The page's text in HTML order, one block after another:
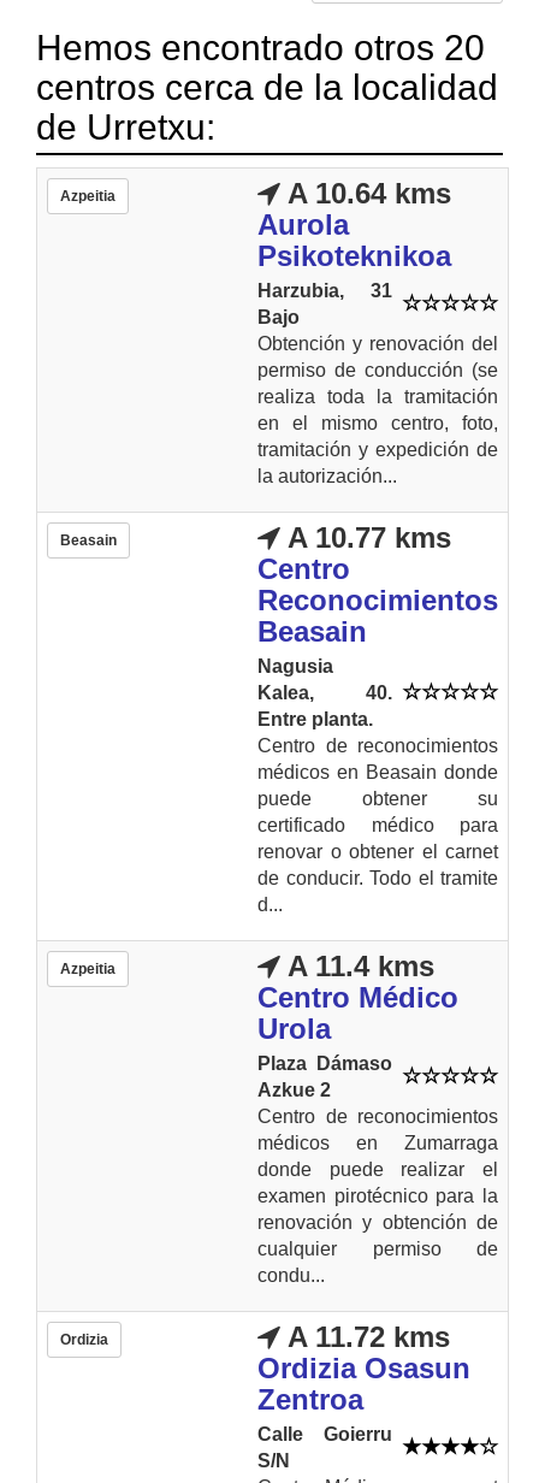
Hemos encontrado otros 20
centros cerca de la localidad
de Urretxu:
Azpeitia
A 10.64 kms
Aurola
Psikoteknikoa
Harzubia, 31
Bajo
Obtención y renovación del
permiso de conducción (se
realiza toda la tramitación
en el mismo centro, foto,
tramitación y expedición de
la autorización...
Beasain
A 10.77 kms
Centro
Reconocimientos
Beasain
Nagusia
Kalea, 40.
Entre planta.
Centro de reconocimientos
médicos en Beasain donde
puede obtener su
certificado médico para
renovar o obtener el carnet
de conducir. Todo el tramite
d...
Azpeitia
A 11.4 kms
Centro Médico
Urola
Plaza Dámaso
Azkue 2
Centro de reconocimientos
médicos en Zumarraga
donde puede realizar el
examen pirotécnico para la
renovación y obtención de
cualquier permiso de
condu...
Ordizia
A 11.72 kms
Ordizia Osasun
Zentroa
Calle Goierru
S/N